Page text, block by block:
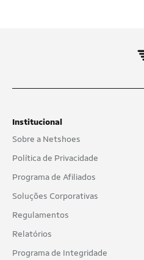
Institucional
Sobre a Netshoes
Política de Privacidade
Programa de Afiliados
Soluções Corporativas
Regulamentos
Relatórios
Programa de Integridade